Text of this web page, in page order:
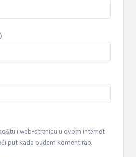
i web-stranicu u ovom internet
put kada budem komentirao.